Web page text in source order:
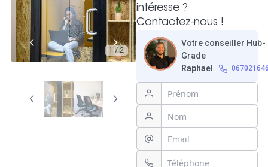
1 / 2
intéresse ?
Contactez-nous !
Votre conseiller Hub-
Grade
Raphael